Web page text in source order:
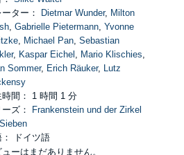
ター：
Dietmar Wunder, Milton
, Gabrielle Pietermann, Yvonne
, Michael Pan, Sebastian
, Kaspar Eichel , Mario Klischies,
Sommer, Erich Räuker, Lutz
時間： 1 時間 1 分
ズ：
Frankenstein und der Zirkel
： ドイツ語
ューはまだありません。